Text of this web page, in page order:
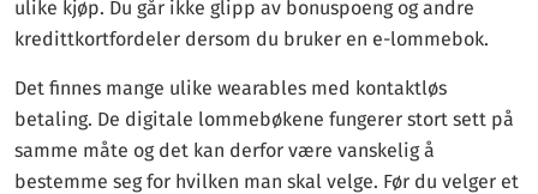
ulike kjøp. Du går ikke glipp av bonuspoeng og andre
kredittkortfordeler dersom du bruker en e-lommebok.
Det finnes mange ulike wearables med kontaktløs
betaling. De digitale lommebøkene fungerer stort sett på
samme måte og det kan derfor være vanskelig å
bestemme seg for hvilken man skal velge. Før du velger et